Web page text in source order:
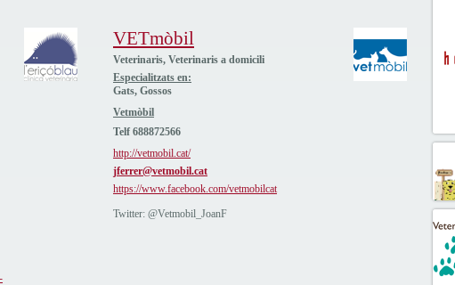
VETmòbil
Veterinaris, Veterinaris a domicili
Especialitzats en:
Gats, Gossos
Vetmòbil
Telf 688872566
http://vetmobil.cat/
jferrer@vetmobil.cat
https://www.facebook.com/vetmobilcat
Twitter: @Vetmobil_JoanF